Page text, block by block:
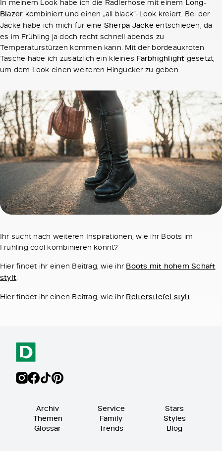
Blazer kombiniert und einen „all black“-Look kreiert. Bei der
Jacke habe ich mich für eine Sherpa Jackeentschieden, da
es im Frühling ja doch recht schnell abends zu
Temperaturstürzen kommen kann. Mit der bordeauxroten
Tasche habe ich zusätzlich ein kleines Farbhighlight gesetzt,
um dem Look einen weiteren Hingucker zu geben.
Ihr sucht nach weiteren Inspirationen, wie ihr Boots im
Frühling cool kombinieren könnt?
Hier findet ihr einen Beitrag, wie ihr Boots mit hohem Schaft
stylt.
Hier findet ihr einen Beitrag, wie ihr Reiterstiefel stylt.
Archiv
Themen
Glossar
Service
Family
Trends
Stars
Styles
Blog